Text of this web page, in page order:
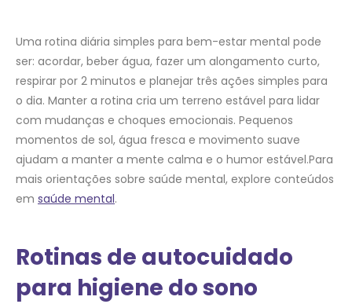
Uma rotina diária simples para bem-estar mental pode
ser: acordar, beber água, fazer um alongamento curto,
respirar por 2 minutos e planejar três ações simples para
o dia. Manter a rotina cria um terreno estável para lidar
com mudanças e choques emocionais. Pequenos
momentos de sol, água fresca e movimento suave
ajudam a manter a mente calma e o humor estável.Para
mais orientações sobre saúde mental, explore conteúdos
em saúde mental.
Rotinas de autocuidado
para higiene do sono